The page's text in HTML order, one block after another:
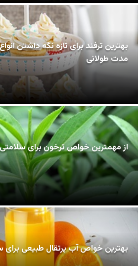
بهترین ترفند برای تازه نگه داشتن
مدت طولانی
از مهمترین خواص ترخون برای
بهترین خواص آب پرتقال طبیعی برای